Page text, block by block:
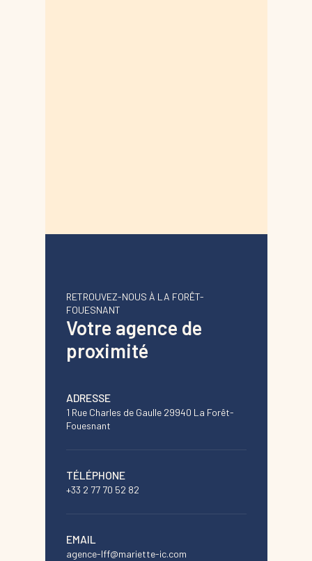
Votre agence de
proximité
RETROUVEZ-NOUS À LA FORÊT-
FOUESNANT
ADRESSE
1 Rue Charles de Gaulle 29940 La Forêt-
Fouesnant
TÉLÉPHONE
+33 2 77 70 52 82
EMAIL
agence-lff@mariette-ic.com